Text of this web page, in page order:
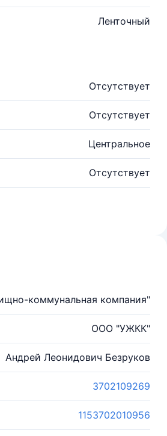
Ленточный
Отсутствует
Отсутствует
Центральное
Отсутствует
коммунальная компания"
OOO "УЖКК"
Андрей Леонидович Безруков
3702109269
1153702010956